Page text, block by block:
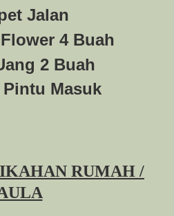
Jalan
4 Buah
2 Buah
Masuk
RUMAH /